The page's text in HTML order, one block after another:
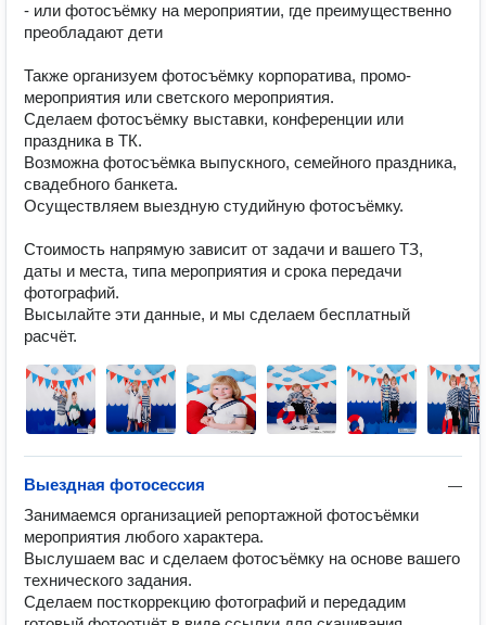
- или фотосъёмку на мероприятии, где преимущественно
преобладают дети
Также организуем фотосъёмку корпоратива, промо-
мероприятия или светского мероприятия.
Сделаем фотосъёмку выставки, конференции или
праздника в ТК.
Возможна фотосъёмка выпускного, семейного праздника,
свадебного банкета.
Осуществляем выездную студийную фотосъёмку.
Стоимость напрямую зависит от задачи и вашего ТЗ,
даты и места, типа мероприятия и срока передачи
фотографий.
Высылайте эти данные, и мы сделаем бесплатный
расчёт.
—
Выездная фотосессия
Занимаемся организацией репортажной фотосъёмки
мероприятия любого характера.
Выслушаем вас и сделаем фотосъёмку на основе вашего
технического задания.
Сделаем посткоррекцию фотографий и передадим